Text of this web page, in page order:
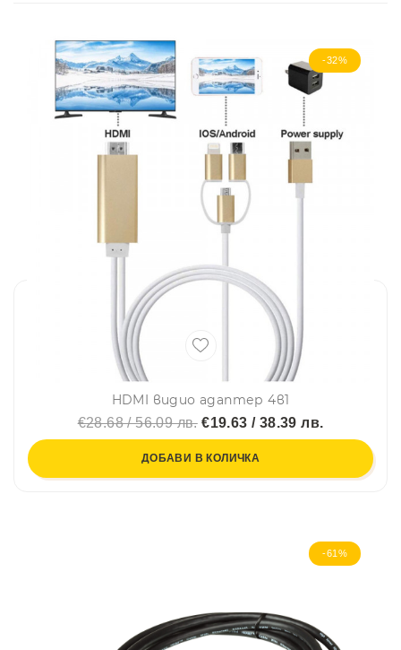
-32%
HDMI видио адаптер 4в1
€28.68 / 56.09 лв.€19.63 / 38.39 лв.
ДОБАВИ В КОЛИЧКА
-61%